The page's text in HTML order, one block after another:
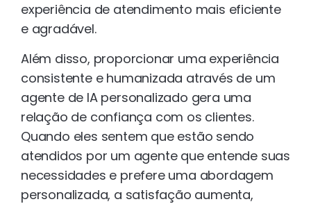
experiência de atendimento mais eficiente
e agradável.
Além disso, proporcionar uma experiência
consistente e humanizada através de um
agente de IA personalizado gera uma
relação de confiança com os clientes.
Quando eles sentem que estão sendo
atendidos por um agente que entende suas
necessidades e prefere uma abordagem
personalizada, a satisfação aumenta,